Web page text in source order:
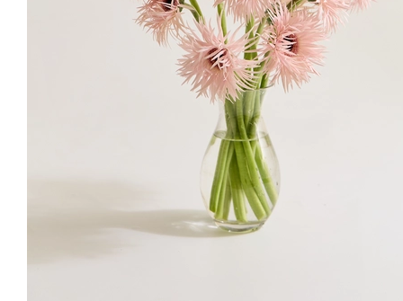
그린 수국 2대를 노바 화병에 연출한 모습
Arrangement
이렇게 연출해요